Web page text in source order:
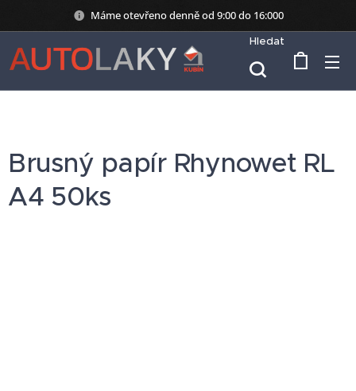
Máme otevřeno denně od 9:00 do 16:000
Hledat
Brusný papír Rhynowet RL
A4 50ks